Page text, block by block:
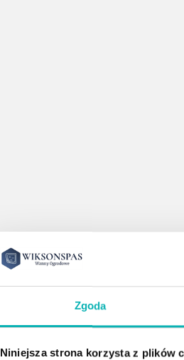
Zgoda
Niniejsza strona korzysta z plików